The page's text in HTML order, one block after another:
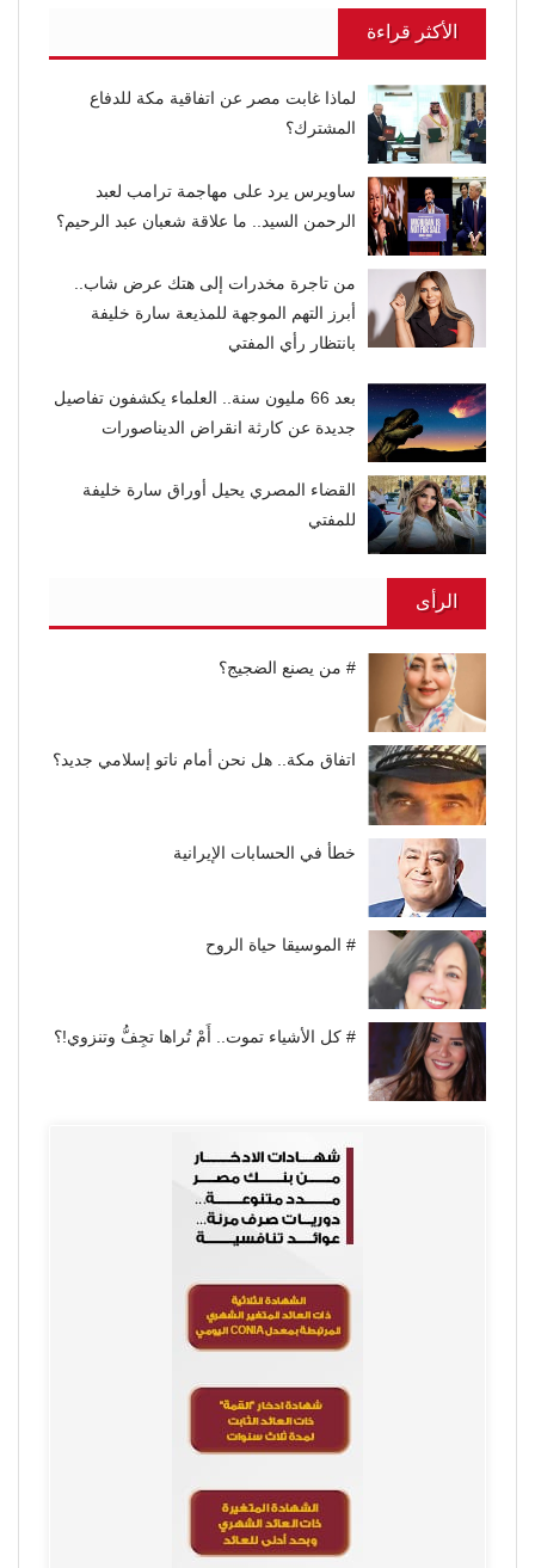
الأكثر قراءة
لماذا غابت مصر عن اتفاقية مكة للدفاع
المشترك؟
ساويرس يرد على مهاجمة ترامب لعبد
الرحمن السيد.. ما علاقة شعبان عبد الرحيم؟
من تاجرة مخدرات إلى هتك عرض شاب..
أبرز التهم الموجهة للمذيعة سارة خليفة
بانتظار رأي المفتي
بعد 66 مليون سنة.. العلماء يكشفون تفاصيل
جديدة عن كارثة انقراض الديناصورات
القضاء المصري يحيل أوراق سارة خليفة
للمفتي
الرأى
# من يصنع الضجيج؟
اتفاق مكة.. هل نحن أمام ناتو إسلامي جديد؟
خطأ في الحسابات الإيرانية
# الموسيقا حياة الروح
# كل الأشياء تموت.. أَمْ تُراها تجِفُّ وتنزوي!؟